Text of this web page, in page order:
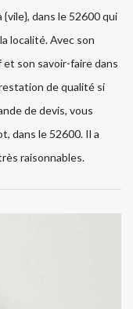
dans le 52600 qui
localité. Avec son
son savoir-faire dans
de qualité si
de devis, vous
dans le 52600. Il a
raisonnables.